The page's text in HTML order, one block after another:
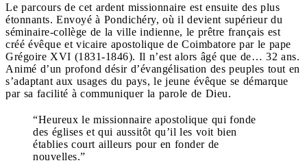
Le parcours de cet ardent missionnaire est ensuite des plus
étonnants. Envoyé à Pondichéry, où il devient supérieur du
séminaire-collège de la ville indienne, le prêtre français est
créé évêque et vicaire apostolique de Coimbatore par le pape
Grégoire XVI (1831-1846). Il n’est alors âgé que de… 32 ans.
Animé d’un profond désir d’évangélisation des peuples tout en
s’adaptant aux usages du pays, le jeune évêque se démarque
par sa facilité à communiquer la parole de Dieu.
“Heureux le missionnaire apostolique qui fonde
des églises et qui aussitôt qu’il les voit bien
établies court ailleurs pour en fonder de
nouvelles.”